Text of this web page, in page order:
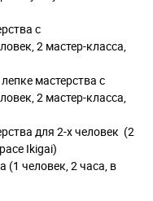
с
2 мастер-класса,
мастерства с
2 мастер-класса,
для 2-х человек (2
Ikigai)
(1 человек, 2 часа, в